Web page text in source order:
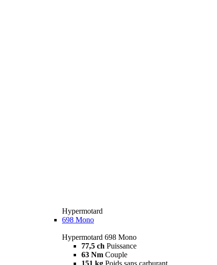
Hypermotard
698 Mono
Hypermotard 698 Mono
77,5 ch Puissance
63 Nm Couple
151 kg Poids sans carburant